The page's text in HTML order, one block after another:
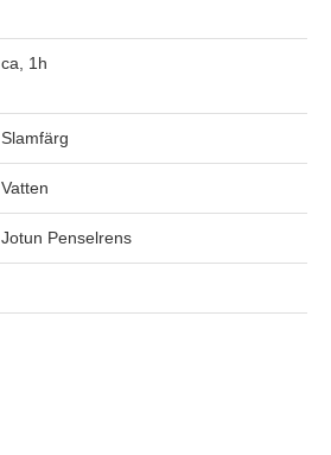
ca, 1h
Slamfärg
Vatten
Jotun Penselrens